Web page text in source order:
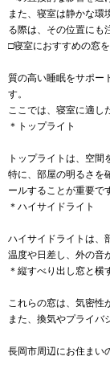
また、寝室は静かな環
る際は、その位置にも
□寝室におすすめの窓を
質の高い睡眠をサポー
す。
ここでは、寝室に適し
＊トップライト
トップライトは、空間
特に、部屋の明るさを
ールすることが重要で
＊ハイサイドライト
ハイサイドライトは、
温度や日差し、外の音
＊縦すべり出し窓と横
これらの窓は、気密性
また、換気やプライバ
長岡市周辺にお住まい